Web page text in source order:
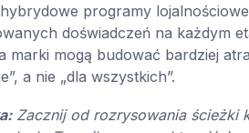
programy
doświadczeń na każdym
marki mogą budować bardziej
a nie „dla wszystkich”.
Zacznij od rozrysowania ścieżki